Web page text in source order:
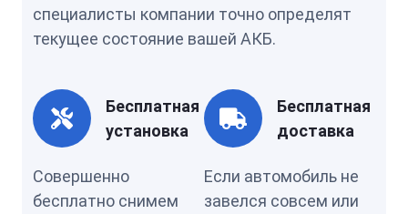
специалисты компании точно определят
текущее состояние вашей АКБ.
Бесплатная
установка
Совершенно
бесплатно снимем
Бесплатная
доставка
Если автомобиль не
завелся совсем или